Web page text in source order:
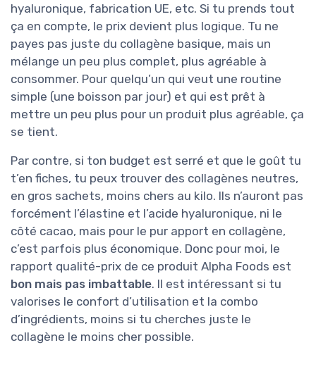
hyaluronique, fabrication UE, etc. Si tu prends tout
ça en compte, le prix devient plus logique. Tu ne
payes pas juste du collagène basique, mais un
mélange un peu plus complet, plus agréable à
consommer. Pour quelqu’un qui veut une routine
simple (une boisson par jour) et qui est prêt à
mettre un peu plus pour un produit plus agréable, ça
se tient.
Par contre, si ton budget est serré et que le goût tu
t’en fiches, tu peux trouver des collagènes neutres,
en gros sachets, moins chers au kilo. Ils n’auront pas
forcément l’élastine et l’acide hyaluronique, ni le
côté cacao, mais pour le pur apport en collagène,
c’est parfois plus économique. Donc pour moi, le
rapport qualité-prix de ce produit Alpha Foods est
bon mais pas imbattable. Il est intéressant si tu
valorises le confort d’utilisation et la combo
d’ingrédients, moins si tu cherches juste le
collagène le moins cher possible.